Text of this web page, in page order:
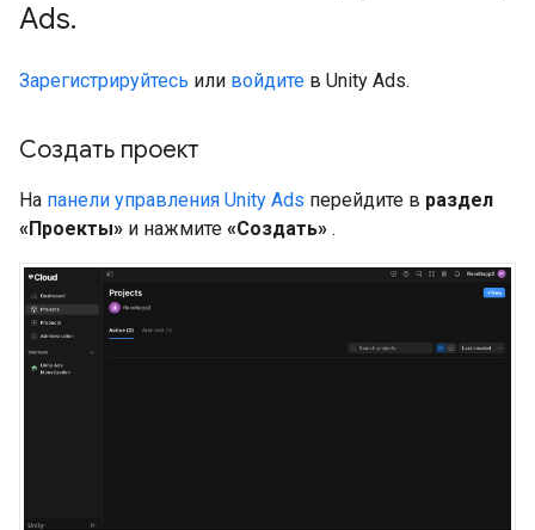
Ads.
Зарегистрируйтесь или войдите в Unity Ads.
Создать проект
На панели управления Unity Ads перейдите в раздел
«Проекты» и нажмите «Создать» .